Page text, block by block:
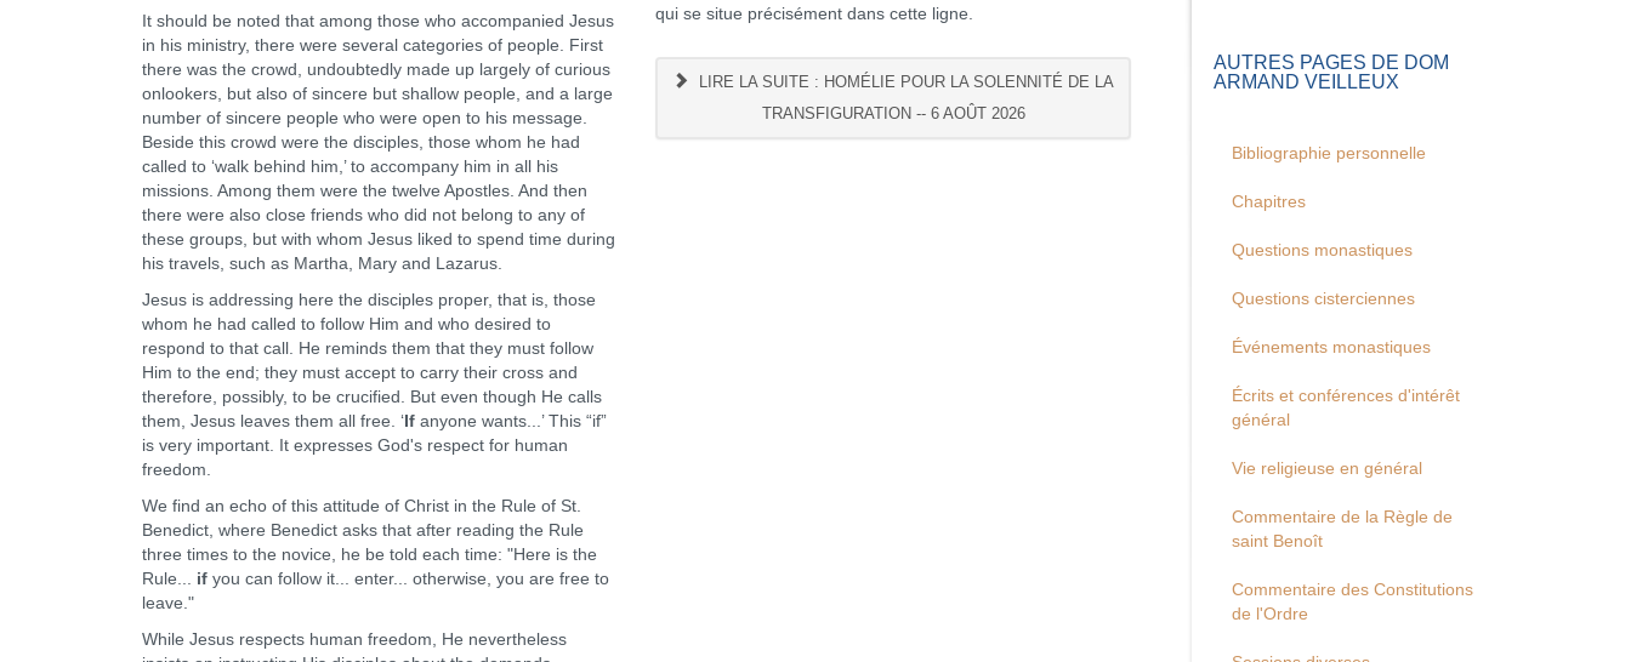
It should be noted that among those who accompanied Jesus
in his ministry, there were several categories of people. First
there was the crowd, undoubtedly made up largely of curious
onlookers, but also of sincere but shallow people, and a large
number of sincere people who were open to his message.
Beside this crowd were the disciples, those whom he had
called to ‘walk behind him,’ to accompany him in all his
missions. Among them were the twelve Apostles. And then
there were also close friends who did not belong to any of
these groups, but with whom Jesus liked to spend time during
his travels, such as Martha, Mary and Lazarus.
Jesus is addressing here the disciples proper, that is, those
whom he had called to follow Him and who desired to
respond to that call. He reminds them that they must follow
Him to the end; they must accept to carry their cross and
therefore, possibly, to be crucified. But even though He calls
them, Jesus leaves them all free. ‘ If anyone wants...’ This “if”
is very important. It expresses God's respect for human
freedom.
We find an echo of this attitude of Christ in the Rule of St.
Benedict, where Benedict asks that after reading the Rule
three times to the novice, he be told each time: "Here is the
Rule... if you can follow it... enter... otherwise, you are free to
leave."
While Jesus respects human freedom, He nevertheless
qui se situe précisément dans cette ligne.
LIRE LA SUITE : HOMÉLIE POUR LA SOLENNITÉ DE LA
TRANSFIGURATION -- 6 AOÛT 2026
AUTRES PAGES DE DOM
ARMAND VEILLEUX
Bibliographie personnelle
Chapitres
Questions monastiques
Questions cisterciennes
Événements monastiques
Écrits et conférences d'intérêt
général
Vie religieuse en général
Commentaire de la Règle de
saint Benoît
Commentaire des Constitutions
de l'Ordre